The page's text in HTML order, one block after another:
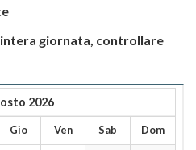
giornata, controllare
2026
Gio Ven Sab Dom